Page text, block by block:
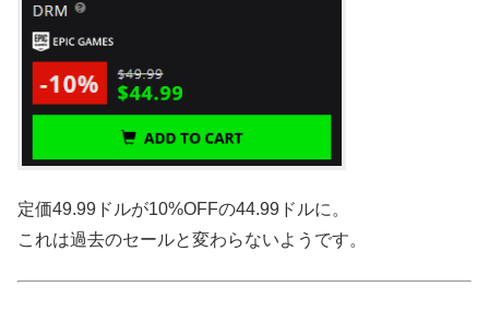
定価49.99ドルが10%OFFの44.99ドルに。
これは過去のセールと変わらないようです。